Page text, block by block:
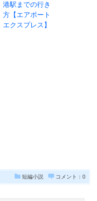
港駅までの行き
方【エアポート
エクスプレス】
短編小説 コメント：0